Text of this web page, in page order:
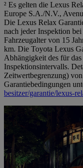
² Es gelten die Lexus
Europe S.A./N.V.,
Die Lexus Relax
nach jeder Inspektion
Fahrzeugalter von 15
km. Die Toyota Lexus
Abhängigkeit des für
Inspektionsintervalls.
Zeitwertbegrenzung)
Garantiebedingungen
besitzer/garantie/lexus-